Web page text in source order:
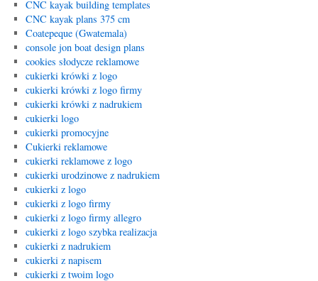
CNC kayak building templates
CNC kayak plans 375 cm
Coatepeque (Gwatemala)
console jon boat design plans
cookies słodycze reklamowe
cukierki krówki z logo
cukierki krówki z logo firmy
cukierki krówki z nadrukiem
cukierki logo
cukierki promocyjne
Cukierki reklamowe
cukierki reklamowe z logo
cukierki urodzinowe z nadrukiem
cukierki z logo
cukierki z logo firmy
cukierki z logo firmy allegro
cukierki z logo szybka realizacja
cukierki z nadrukiem
cukierki z napisem
cukierki z twoim logo